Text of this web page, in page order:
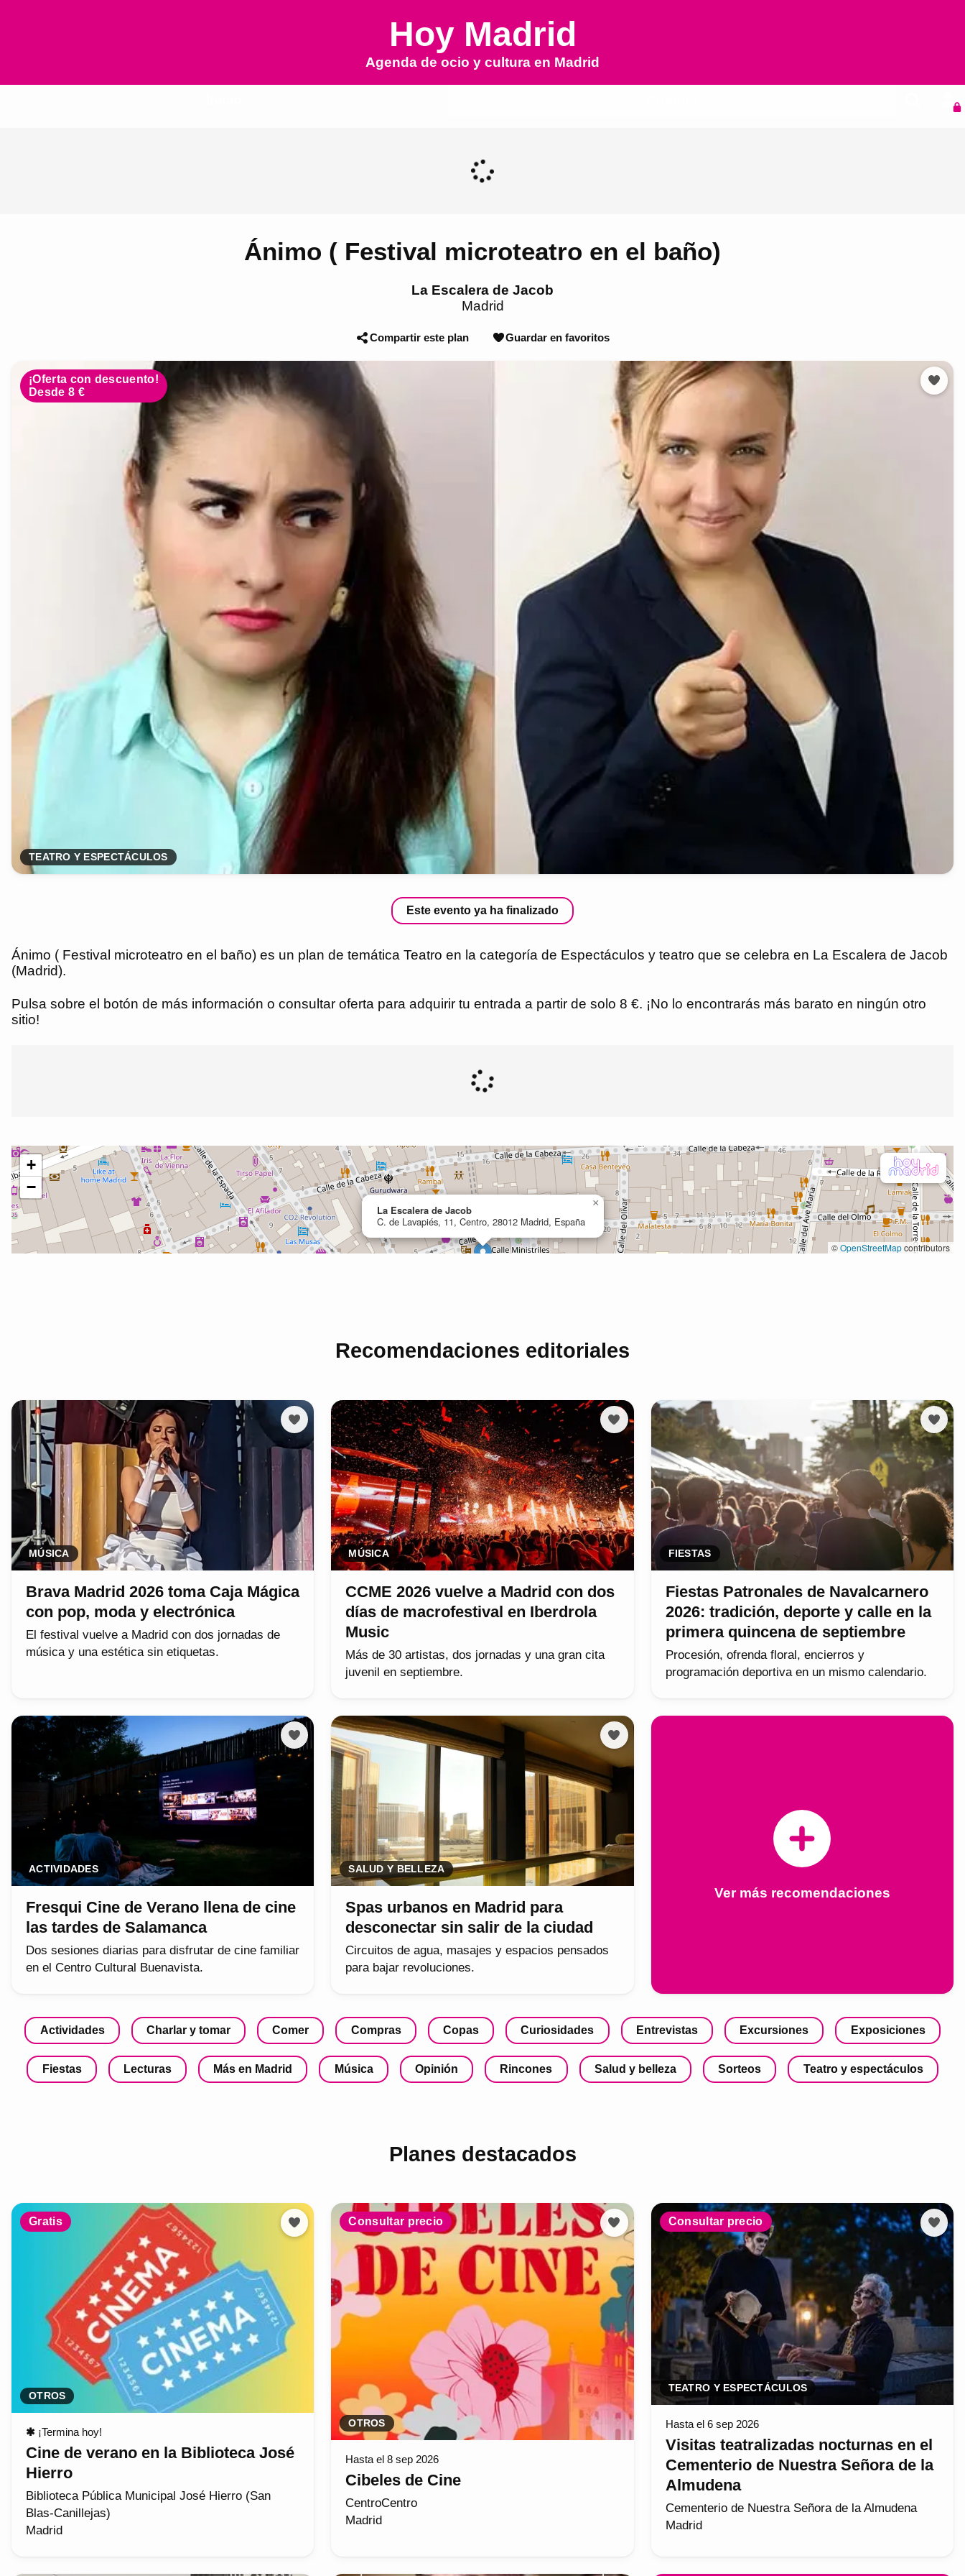
Hoy Madrid
Agenda de ocio y cultura en Madrid
Ánimo ( Festival microteatro en el baño)
La Escalera de Jacob
Madrid
Compartir este plan Guardar en favoritos
¡Oferta con descuento!
Desde 8 €
TEATRO Y ESPECTÁCULOS
Este evento ya ha finalizado
Ánimo ( Festival microteatro en el baño) es un plan de temática Teatro en la categoría de Espectáculos y teatro que se celebra en La Escalera de Jacob
(Madrid).
Pulsa sobre el botón de más información o consultar oferta para adquirir tu entrada a partir de solo 8 €. ¡No lo encontrarás más barato en ningún otro
sitio!
Recomendaciones editoriales
MÚSICA
Brava Madrid 2026 toma Caja Mágica
con pop, moda y electrónica
El festival vuelve a Madrid con dos jornadas de
música y una estética sin etiquetas.
MÚSICA
CCME 2026 vuelve a Madrid con dos
días de macrofestival en Iberdrola
Music
Más de 30 artistas, dos jornadas y una gran cita
juvenil en septiembre.
FIESTAS
Fiestas Patronales de Navalcarnero
2026: tradición, deporte y calle en la
primera quincena de septiembre
Procesión, ofrenda floral, encierros y
programación deportiva en un mismo calendario.
ACTIVIDADES
Fresqui Cine de Verano llena de cine
las tardes de Salamanca
Dos sesiones diarias para disfrutar de cine familiar
en el Centro Cultural Buenavista.
SALUD Y BELLEZA
Spas urbanos en Madrid para
desconectar sin salir de la ciudad
Circuitos de agua, masajes y espacios pensados
para bajar revoluciones.
Ver más recomendaciones
Actividades Charlar y tomar Comer Compras Copas Curiosidades Entrevistas Excursiones Exposiciones
Fiestas Lecturas Más en Madrid Música Opinión Rincones Salud y belleza Sorteos Teatro y espectáculos
Planes destacados
Gratis
OTROS
✱ ¡Termina hoy!
Cine de verano en la Biblioteca José
Hierro
Biblioteca Pública Municipal José Hierro (San
Blas-Canillejas)
Madrid
Consultar precio
OTROS
Hasta el 8 sep 2026
Cibeles de Cine
CentroCentro
Madrid
Consultar precio
TEATRO Y ESPECTÁCULOS
Hasta el 6 sep 2026
Visitas teatralizadas nocturnas en el
Cementerio de Nuestra Señora de la
Almudena
Cementerio de Nuestra Señora de la Almudena
Madrid